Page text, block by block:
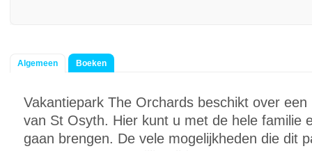
Algemeen Boeken
Vakantiepark The Orchards beschikt over
van St Osyth. Hier kunt u met de hele familie
gaan brengen. De vele mogelijkheden die dit